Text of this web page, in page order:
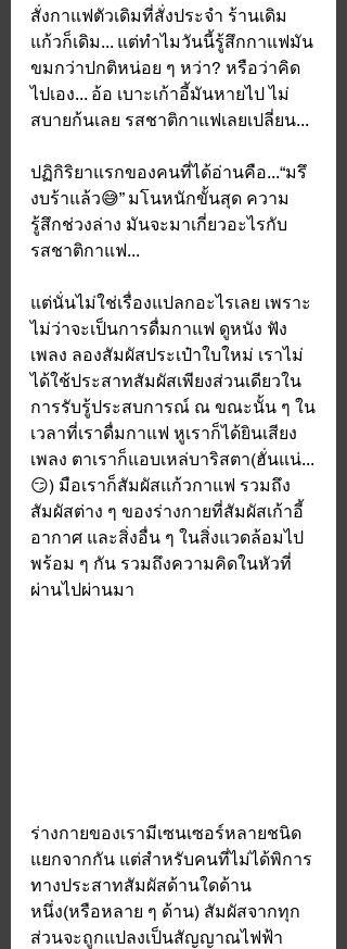
สั่งกาแฟตัวเดิมที่สั่งประจำ ร้านเดิม
แก้วก็เดิม... แต่ทำไมวันนี้รู้สึกกาแฟมัน
ขมกว่าปกติหน่อย ๆ หว่า? หรือว่าคิด
ไปเอง... อ้อ เบาะเก้าอี้มันหายไป ไม่
สบายก้นเลย รสชาติกาแฟเลยเปลี่ยน...
ปฏิกิริยาแรกของคนที่ได้อ่านคือ...​“มรึ
งบร้าแล้ว😅” มโนหนักขั้นสุด ความ
รู้สึกช่วงล่าง มันจะมาเกี่ยวอะไรกับ
รสชาติกาแฟ...
แต่นั่นไม่ใช่เรื่องแปลกอะไรเลย เพราะ
ไม่ว่าจะเป็นการดื่มกาแฟ ดูหนัง ฟัง
เพลง ลองสัมผัสประเป๋าใบใหม่ เราไม่
ได้ใช้ประสาทสัมผัสเพียงส่วนเดียวใน
การรับรู้ประสบการณ์ ณ ขณะนั้น ๆ ใน
เวลาที่เราดื่มกาแฟ หูเราก็ได้ยินเสียง
เพลง ตาเราก็แอบเหล่บาริสตา(ฮั่นแน่...
😏) มือเราก็สัมผัสแก้วกาแฟ รวมถึง
สัมผัสต่าง ๆ ของร่างกายที่สัมผัสเก้าอี้
อากาศ และสิ่งอื่น ๆ ในสิ่งแวดล้อมไป
พร้อม ๆ กัน รวมถึงความคิดในหัวที่
ผ่านไปผ่านมา
ร่างกายของเรามีเซนเซอร์หลายชนิด
แยกจากกัน แต่สำหรับคนที่ไม่ได้พิการ
ทางประสาทสัมผัสด้านใดด้าน
หนึ่ง(หรือหลาย ๆ ด้าน) สัมผัสจากทุก
ส่วนจะถูกแปลงเป็นสัญญาณไฟฟ้า